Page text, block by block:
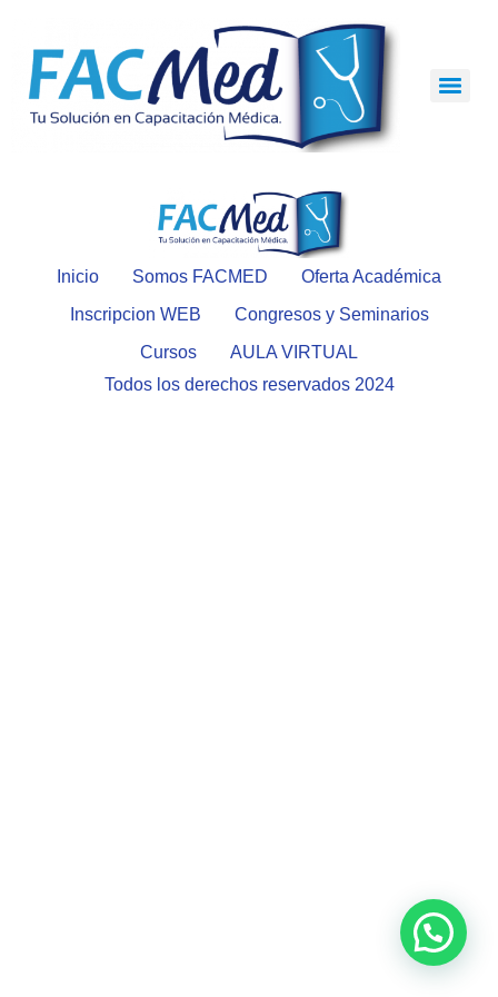
Inicio Somos FACMED
Oferta Académica
Inscripcion WEB
Congresos y Seminarios
Cursos
AULA VIRTUAL
Todos los derechos reservados 2024